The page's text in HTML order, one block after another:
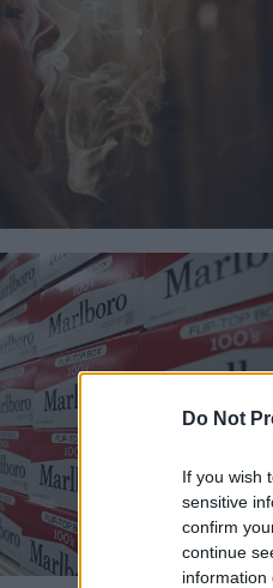
Do Not
If you wish
sensitive
confirm
continue
information